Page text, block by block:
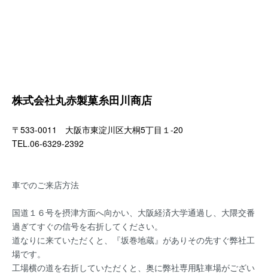
株式会社丸赤製菓糸田川商店
〒533-0011 大阪市東淀川区大桐5丁目１-20
TEL.06-6329-2392
車でのご来店方法
国道１６号を摂津方面へ向かい、大阪経済大学通過し、大隈交番
過ぎてすぐの信号を右折してください。
道なりに来ていただくと、『坂巻地蔵』がありその先すぐ弊社工
場です。
工場横の道を右折していただくと、奥に弊社専用駐車場がござい